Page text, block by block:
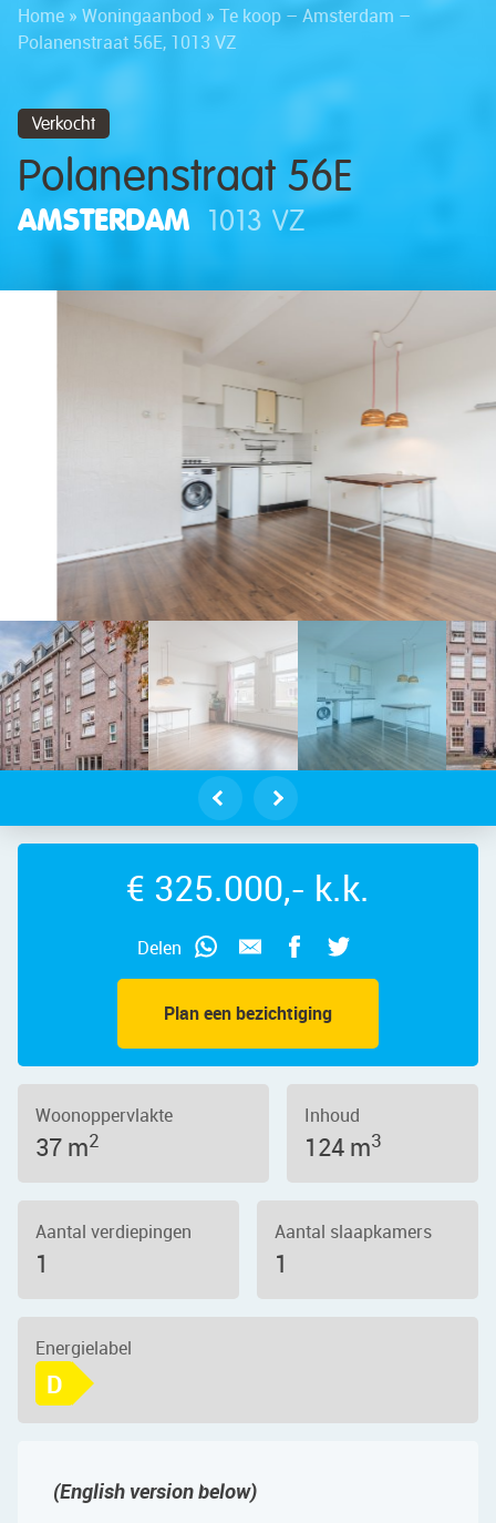
Home » Woningaanbod » Te koop – Amsterdam –
Polanenstraat 56E, 1013 VZ
Verkocht
Polanenstraat 56E
AMSTERDAM 1013 VZ
– Polanenstraat 56E, 1013
Plan een bezichtiging
Delen
€ 325.000,- k.k.
Woonoppervlakte
37 m2
Inhoud
124 m3
Aantal verdiepingen
1
Aantal slaapkamers
1
Energielabel
D
(English version below)